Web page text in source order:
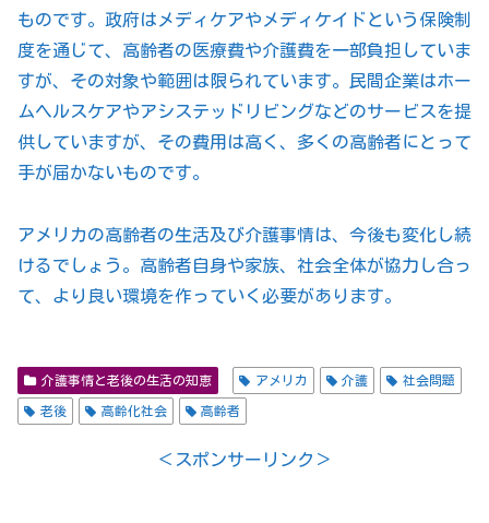
ものです。政府はメディケアやメディケイドという保険制
度を通じて、高齢者の医療費や介護費を一部負担していま
すが、その対象や範囲は限られています。民間企業はホー
ムヘルスケアやアシステッドリビングなどのサービスを提
供していますが、その費用は高く、多くの高齢者にとって
手が届かないものです。
アメリカの高齢者の生活及び介護事情は、今後も変化し続
けるでしょう。高齢者自身や家族、社会全体が協力し合っ
て、より良い環境を作っていく必要があります。
介護事情と老後の生活の知恵 アメリカ 介護 社会問題
老後 高齢化社会 高齢者
＜スポンサーリンク＞